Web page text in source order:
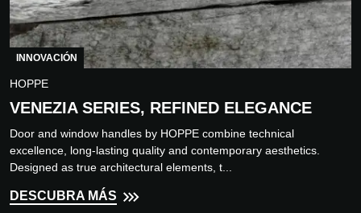
INNOVACIÓN
HOPPE
VENEZIA SERIES, REFINED ELEGANCE
Door and window handles by HOPPE combine technical
excellence, long-lasting quality and contemporary aesthetics.
Designed as true architectural elements, t...
DESCUBRA MÁS